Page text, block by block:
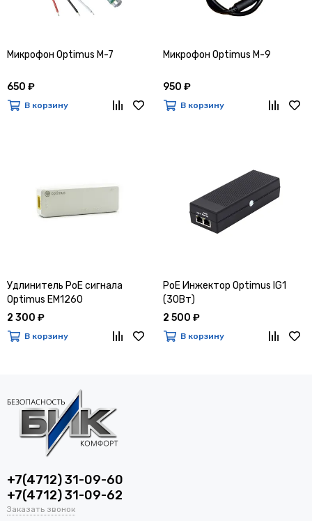
Микрофон Optimus M-7
650 ₽
В корзину
Микрофон Optimus M-9
950 ₽
В корзину
Удлинитель PoE сигнала
Optimus EM1260
2 300 ₽
В корзину
PoE Инжектор Optimus IG1
(30Вт)
2 500 ₽
В корзину
+7(4712) 31-09-60
+7(4712) 31-09-62
Заказать звонок